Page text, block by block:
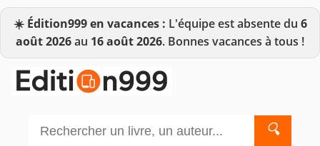
☀️ Édition999 en vacances : L'équipe est absente du 6
août 2026au 16 août 2026. Bonnes vacances à tous !
🔍